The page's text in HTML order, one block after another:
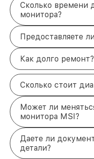
Сколько времени
монитора?
Предоставляете
Как долго ремонт?
Сколько стоит
Может ли
монитора MSI?
Даете ли
детали?